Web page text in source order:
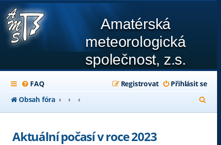
Amatérská
meteorologická
společnost, z.s.
FAQ Přihlásit se
Registrovat
Obsah fóra
l
Aktuální počasí v roce 2023